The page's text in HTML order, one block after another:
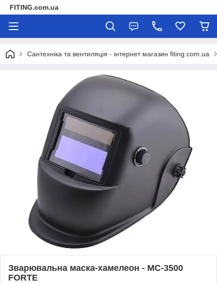
FITING.com.ua
Сантехніка та вентиляція - інтернет магазин fiting.com.ua
Зварювальна маска-хамелеон - МС-3500
FORTE